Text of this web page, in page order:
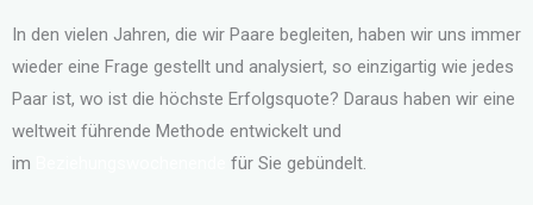
In den vielen Jahren, die wir Paare begleiten, haben wir uns immer
wieder eine Frage gestellt und analysiert, so einzigartig wie jedes
Paar ist, wo ist die höchste Erfolgsquote? Daraus haben wir eine
weltweit führende Methode entwickelt und
im
für Sie gebündelt.